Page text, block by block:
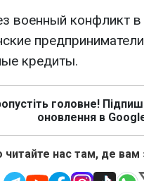
военный конфликт в
кредиты.
головне!
оновлення в
читайте нас там, де вам